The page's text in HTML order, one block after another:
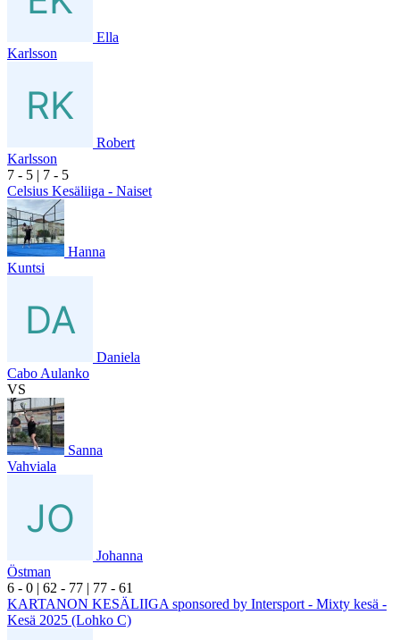
Ella
Karlsson
Robert
Karlsson
7 - 5 | 7 - 5
Celsius Kesäliiga - Naiset
Hanna
Kuntsi
Daniela
Cabo Aulanko
VS
Sanna
Vahviala
Johanna
Östman
6 - 0 | 62 - 77 | 77 - 61
KARTANON KESÄLIIGA sponsored by Intersport - Mixty kesä -
Kesä 2025 (Lohko C)